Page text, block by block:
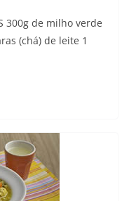
300g de milho verde
(chá) de leite 1